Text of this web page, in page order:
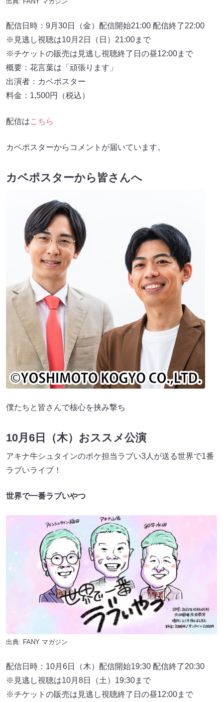
配信日時：9月30日（金）配信開始21:00 配信終了22:00
※見逃し視聴は10月2日（日）21:00まで
※チケットの販売は見逃し視聴終了日の昼12:00まで
概要：花言葉は「頑張ります」
出演者：カベポスター
料金：1,500円（税込）
配信はこちら
カベポスターからコメントが届いています。
カベポスターから皆さんへ
僕たちと皆さんで核心を挟み撃ち
10月6日（木）おススメ公演
アキナ牛シュタインのボケ担当ラブい3人が送る世界で1番
ラブいライブ！
世界で一番ラブいやつ
出典: FANY マガジン
配信日時：10月6日（木）配信開始19:30 配信終了20:30
※見逃し視聴は10月8日（土）19:30まで
※チケットの販売は⾒逃し視聴終了⽇の昼12:00まで